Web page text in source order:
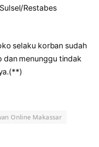
Restabes
selaku korban sudah
dan menunggu tindak
Online Makassar